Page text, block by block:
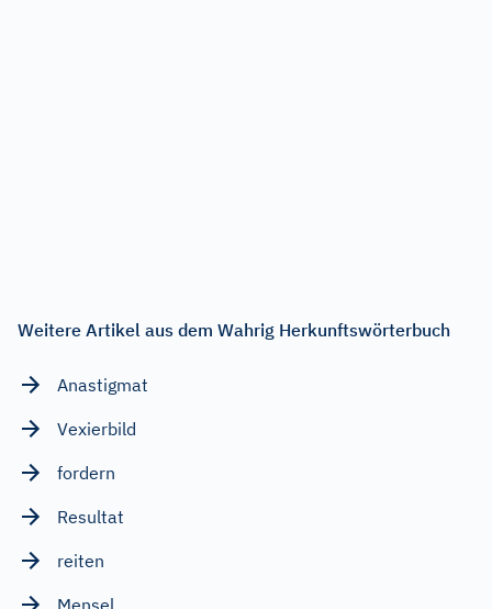
Weitere Artikel aus dem Wahrig Herkunftswörterbuch
Anastigmat
Vexierbild
fordern
Resultat
reiten
Mensel